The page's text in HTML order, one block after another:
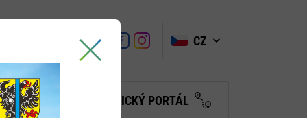
TURISTICKÝ PORTÁL
Turistické
informační
LinkLinkLink
CZ